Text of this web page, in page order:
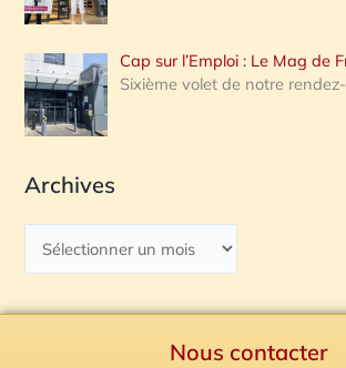
Cap sur l’Emploi : Le Mag de
Sixième volet de notre
Archives
Nous contacter